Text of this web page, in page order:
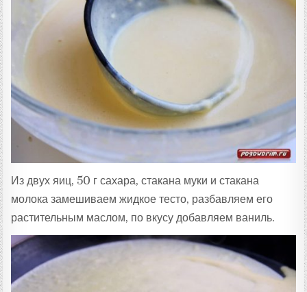
Из двух яиц, 50 г сахара, стакана муки и стакана
молока замешиваем жидкое тесто, разбавляем его
растительным маслом, по вкусу добавляем ваниль.